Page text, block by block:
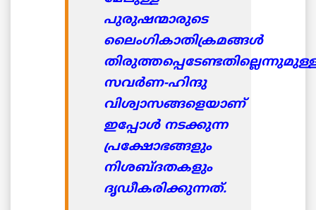
പുരുഷന്മാരുടെ
ലൈംഗികാതിക്രമങ്ങള്‍
സവര്‍ണ-ഹിന്ദു
വിശ്വാസങ്ങളെയാണ്
ഇപ്പോള്‍ നടക്കുന്ന
പ്രക്ഷോഭങ്ങളും
നിശബ്ദതകളും
ദൃഡീകരിക്കുന്നത്.